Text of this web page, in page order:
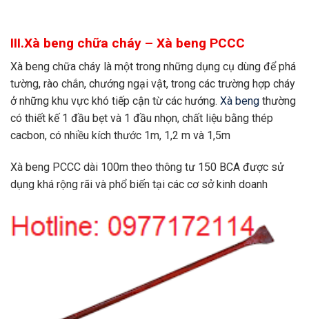
III.Xà beng chữa cháy – Xà beng PCCC
Xà beng chữa cháy là một trong những dụng cụ dùng để phá
tường, rào chắn, chướng ngại vật, trong các trường hợp cháy
ở những khu vực khó tiếp cận từ các hướng. Xà beng thường
có thiết kế 1 đầu bẹt và 1 đầu nhọn, chất liệu bằng thép
cacbon, có nhiều kích thước 1m, 1,2 m và 1,5m
Xà beng PCCC dài 100m theo thông tư 150 BCA được sử
dụng khá rộng rãi và phổ biến tại các cơ sở kinh doanh